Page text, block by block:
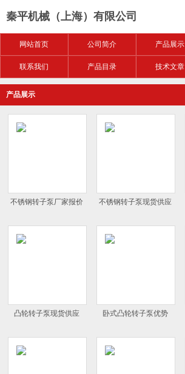
秦平机械（上海）有限公司
网站首页 公司简介 产品展示
联系我们 产品目录 技术文章
产品展示
不锈钢转子泵厂家报价 不锈钢转子泵现货供应
凸轮转子泵现货供应 卧式凸轮转子泵优势